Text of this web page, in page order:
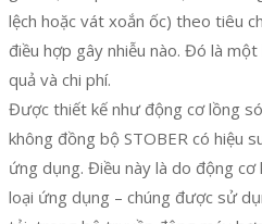
lệch hoặc vát xoắn ốc) theo tiêu
điều hợp gây nhiễu nào. Đó là
quả và chi phí.
Được thiết kế như động cơ lồng
không đồng bộ STOBER có hiệu
ứng dụng. Điều này là do động
loại ứng dụng – chúng được sử